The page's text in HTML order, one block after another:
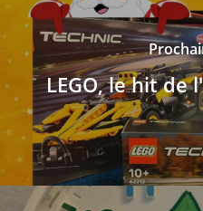
LEGO, le hit de